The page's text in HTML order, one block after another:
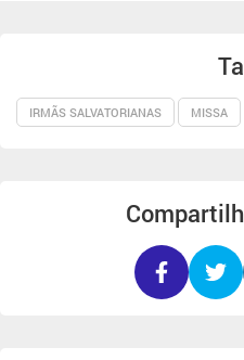
IRMÃS SALVATORIANAS MISSA